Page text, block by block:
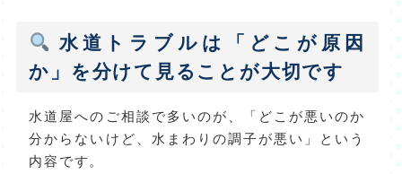
水道トラブルは「どこが原因
か」を分けて見ることが大切です
水道屋へのご相談で多いのが、「どこが悪いのか
分からないけど、水まわりの調子が悪い」という
内容です。